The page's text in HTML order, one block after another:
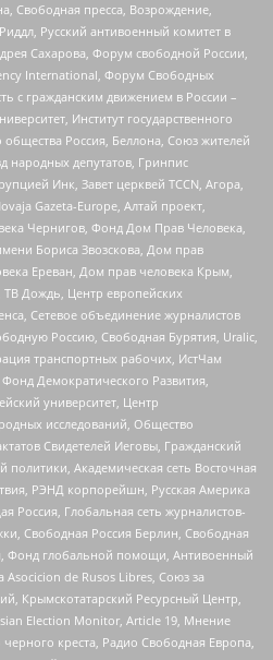
Свободная пресса, Возрождение,
Русский антивоенный комитет в
Сахарова, Форум свободной России,
International, Форум Свободных
с гражданским движением в России –
Институт государственного
Россия, Беллона, Союз жителей
народных депутатов, Гринпис
Инк, Завет церквей TCCN, Агора,
Gazeta-Europe, Алтай проект,
Чернигов, Фонд Дом Прав Человека,
Бориса Звозскова, Дом прав
Ереван, Дом прав человека Крым,
ТВ Дождь, Центр европейских
Сетевое объединение журналистов
Россию, Свободная Бурятия, Uralic,
транспортных рабочих, ИстЧам
Демократического Развития,
университет, Центр
исследований, Общество
Свидетелей Иеговы, Гражданский
политики, Академическая сеть Восточная
РЭНД корпорейшн, Русская Америка
Россия, Глобальная сеть журналистов-
Свободная Россия Берлин, Свободная
Фонд глобальной помощи, Антивоенный
Asocicion de Rusos Libres, Союз за
Крымскотатарский Ресурсный Центр,
Election Monitor, Article 19, Мнение
креста, Радио Свободная Европа,